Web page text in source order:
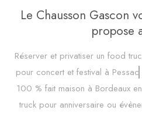
Le Chausson Gascon
propose
Réserver et privatiser un food
pour concert et festival à Pessac
100 % fait maison à Bordeaux
truck pour anniversaire ou